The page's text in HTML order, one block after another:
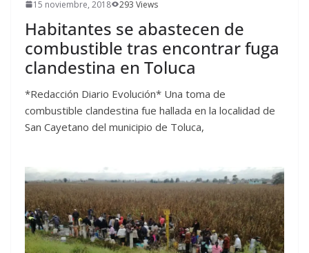
15 noviembre, 2018 293 Views
Habitantes se abastecen de
combustible tras encontrar fuga
clandestina en Toluca
*Redacción Diario Evolución* Una toma de
combustible clandestina fue hallada en la localidad de
San Cayetano del municipio de Toluca,